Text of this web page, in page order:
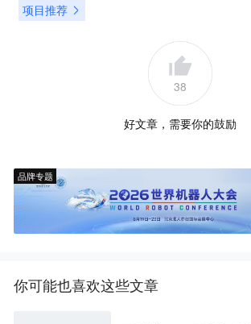
项目推荐
38
好文章，需要你的鼓励
品牌专题
你可能也喜欢这些文章